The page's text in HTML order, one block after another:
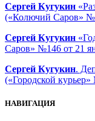
Сергей Кугукин
(«Колючий Саров»
Сергей Кугукин
Саров» №146 от 21
Сергей Кугукин.
(«Городской
НАВИГАЦИЯ